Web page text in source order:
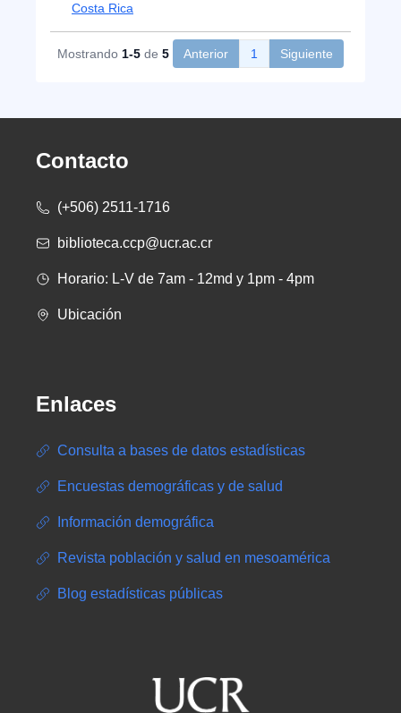
Costa Rica
Mostrando 1-5 de 5 Anterior 1 Siguiente
Contacto
(+506) 2511-1716
biblioteca.ccp@ucr.ac.cr
Horario: L-V de 7am - 12md y 1pm - 4pm
Ubicación
Enlaces
Consulta a bases de datos estadísticas
Encuestas demográficas y de salud
Información demográfica
Revista población y salud en mesoamérica
Blog estadísticas públicas